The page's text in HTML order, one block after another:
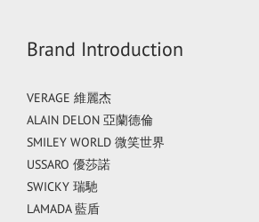
Brand Introduction
VERAGE 維麗杰
ALAIN DELON 亞蘭德倫
SMILEY WORLD 微笑世界
USSARO 優莎諾
SWICKY 瑞馳
LAMADA 藍盾